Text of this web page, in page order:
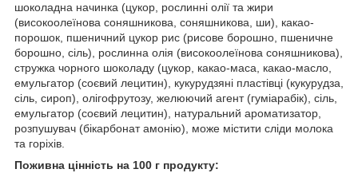
шоколадна начинка (цукор, рослинні олії та жири
(високоолеїнова соняшникова, соняшникова, ши), какао-
порошок, пшеничний цукор рис (рисове борошно, пшеничне
борошно, сіль), рослинна олія (високоолеїнова соняшникова),
стружка чорного шоколаду (цукор, какао-маса, какао-масло,
емульгатор (соєвий лецитин), кукурудзяні пластівці (кукурудза,
сіль, сироп), олігофрутозу, желюючий агент (гуміарабік), сіль,
емульгатор (соєвий лецитин), натуральний ароматизатор,
розпушувач (бікарбонат амонію), може містити сліди молока
та горіхів.
Поживна цінність на 100 г продукту: